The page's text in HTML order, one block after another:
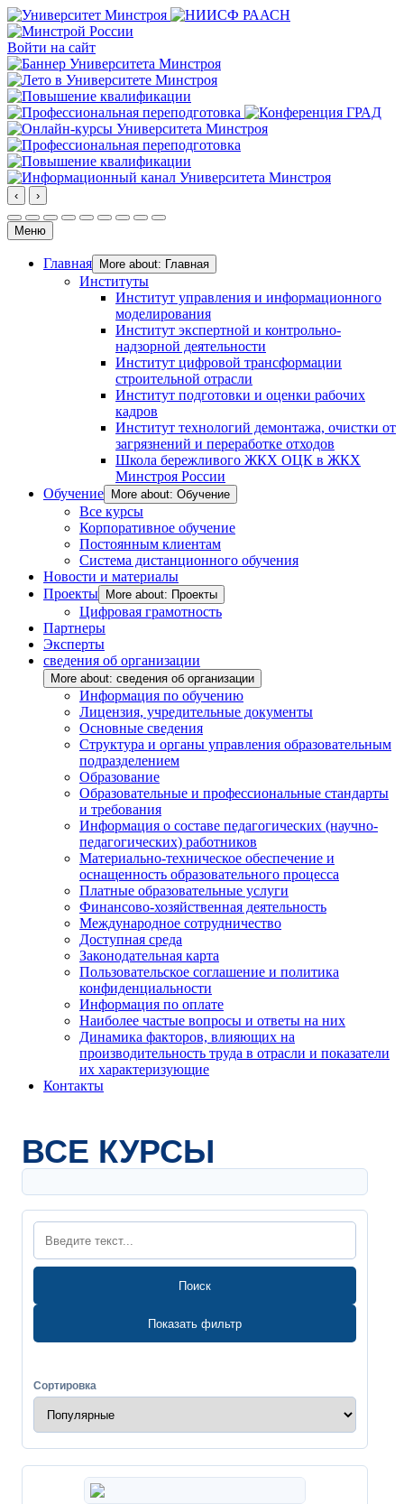
Войти на сайт
‹ ›
Меню
Главная More about: Главная
Институты
Институт управления и информационного
моделирования
Институт экспертной и контрольно-
надзорной деятельности
Институт цифровой трансформации
строительной отрасли
Институт подготовки и оценки рабочих
кадров
Институт технологий демонтажа, очистки от
загрязнений и переработке отходов
Школа бережливого ЖКХ ОЦК в ЖКХ
Минстроя России
Обучение
More about: Обучение
Все курсы
Корпоративное обучение
Постоянным клиентам
Система дистанционного обучения
Новости и материалы
Проекты
More about: Проекты
Цифровая грамотность
Партнеры
Эксперты
сведения об организации
More about: сведения об организации
Информация по обучению
Лицензия, учредительные документы
Основные сведения
Структура и органы управления образовательным
подразделением
Образование
Образовательные и профессиональные стандарты
и требования
Информация о составе педагогических (научно-
педагогических) работников
Материально-техническое обеспечение и
оснащенность образовательного процесса
Платные образовательные услуги
Финансово-хозяйственная деятельность
Международное сотрудничество
Доступная среда
Законодательная карта
Пользовательское соглашение и политика
конфиденциальности
Информация по оплате
Наиболее частые вопросы и ответы на них
Динамика факторов, влияющих на
производительность труда в отрасли и показатели
их характеризующие
Контакты
ВСЕ КУРСЫ
Поиск
Показать фильтр
Сортировка